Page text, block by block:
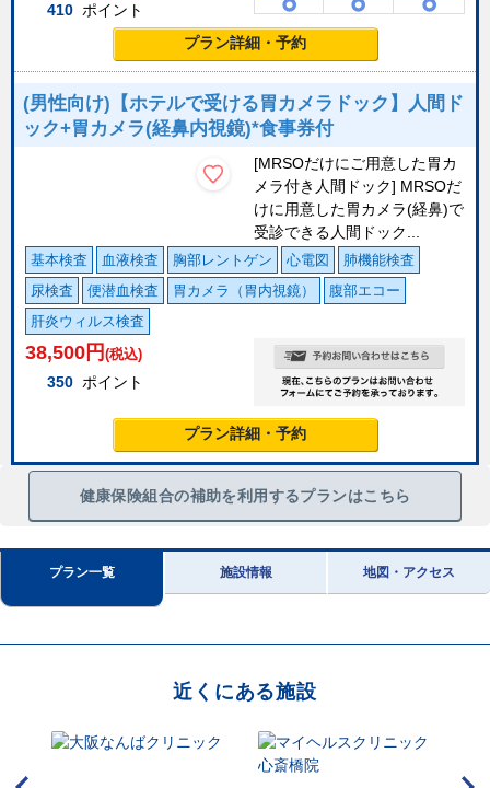
410 ポイント
プラン詳細・予約
(男性向け)【ホテルで受ける胃カメラドック】人間ド
ック+胃カメラ(経鼻内視鏡)*食事券付
[MRSOだけにご用意した胃カ
メラ付き人間ドック] MRSOだ
けに用意した胃カメラ(経鼻)で
受診できる人間ドック...
基本検査 血液検査 胸部レントゲン 心電図
肺機能検査
尿検査
便潜血検査 胃カメラ（胃内視鏡）
腹部エコー
肝炎ウィルス検査
38,500 円 (税込)
350 ポイント
プラン詳細・予約
健康保険組合の補助を利用するプランはこちら
プラン一覧 施設情報 地図・アクセス
近くにある施設